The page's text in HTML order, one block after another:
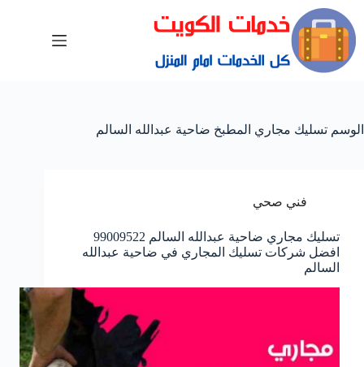
الوسم تسليك مجاري المطبخ ضاحية عبدالله السالم
فني صحي
تسليك مجاري ضاحية عبدالله السالم 99009522
افضل شركات تسليك المجاري في ضاحية عبدالله
السالم